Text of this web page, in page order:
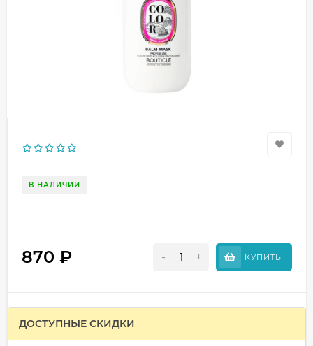
В НАЛИЧИИ
870 ₽ - + КУПИТЬ
ДОСТУПНЫЕ СКИДКИ